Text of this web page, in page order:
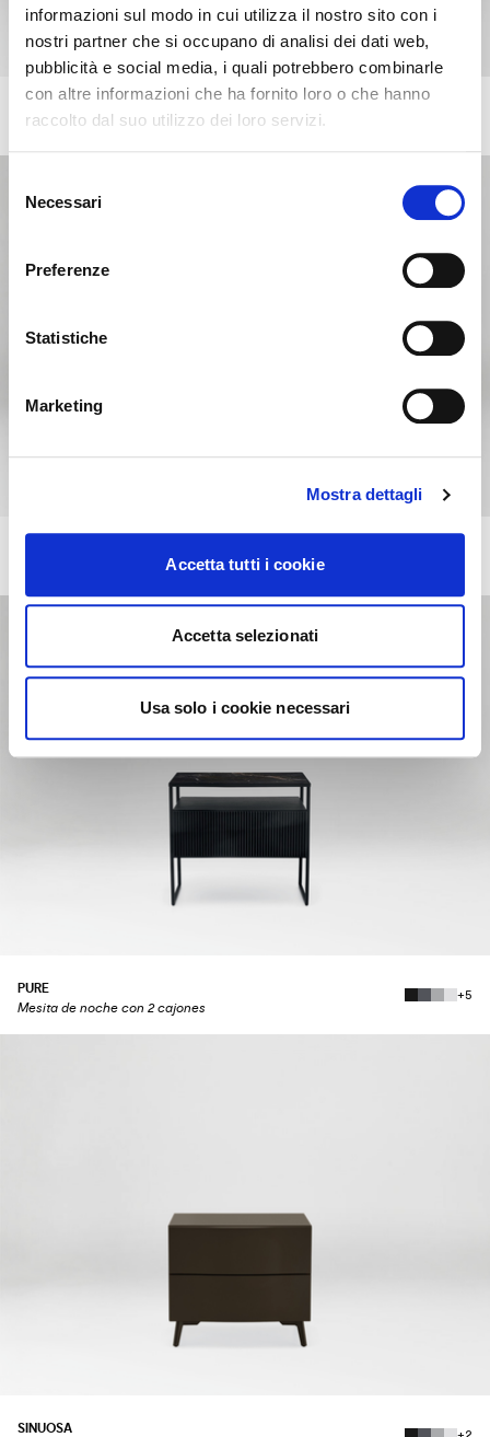
informazioni sul modo in cui utilizza il nostro sito con i
nostri partner che si occupano di analisi dei dati web,
pubblicità e social media, i quali potrebbero combinarle
con altre informazioni che ha fornito loro o che hanno
raccolto dal suo utilizzo dei loro servizi.
delNecessari
Preferenze
Statistiche
Marketing
Mostra dettagli
Accetta tutti i cookie
Accetta selezionati
Usa solo i cookie necessari
Mesilla de noche con 2 cajones. Tapa en cerámica.
Mesilla de noche con 1 cajón y vano día
PURE
Mesita de noche con 2 cajones
+5
SINUOSA
Parece que estás navegando Cerrar
para España. ¿Deseas cambiar al sitio en Estados